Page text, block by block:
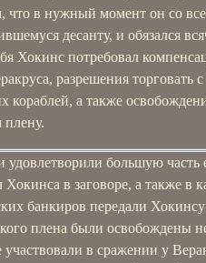
что в нужный момент он со
десанту, и обязался
Хокинс потребовал
разрешения торговать
а также
плену.
большую часть
в заговоре, а также в
банкиров передали
плена были освобождены
в сражении у